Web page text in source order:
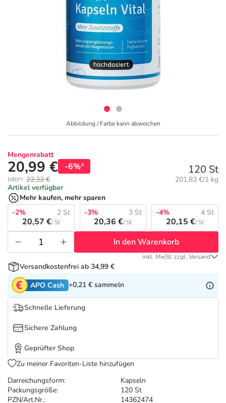
Körperpflege & Kosmetik
Liebe & Erotik
Nahrungsergänzung
Natur & Homöopathie
Sanitätshaus
Sport & Fitness
Vitamine & Mineralstoffe
Geschenkideen
Aktuelle Coupons 7
Summer SALE
Insektenschutz
Sonnenpflege
Sommerpflege für Haar und Kopfhaut
Täglich gut versorgt
Fragen und Antworten
E-Rezept einlösen
E-Rezept App
5% Extra Cash
Avene & Ducray Deals
Eucerin Deals
Frontline & Frontpro Deals
Nattermann Deals
R(h)ein Nutrition Deals
Refluthin, Lasea & Carmenthin Deals
Salus Deals
Abbildung / Farbe kann abweichen
Darreichungsform:
Kapseln
Packungsgröße:
120 St
PZN/Art.Nr.:
14362474
Mengenrabatt
20,99 € -6%4
MRP² 22,32 €
120 St
Grundpreis:
201,83 €/1 kg
Artikel verfügbar
Mehr kaufen, mehr sparen
-2%
2 St
20,57 €/ St
-3% 3 St
20,36 €/ St
-4% 4 St
20,15 €/ St
In den Warenkorb
inkl. MwSt. zzgl. Versand
Versandkostenfrei ab 34,99 €
APO Cash +0,21 € sammeln
Schnelle Lieferung
Sichere Zahlung
Geprüfter Shop
Zu meiner Favoriten-Liste hinzufügen